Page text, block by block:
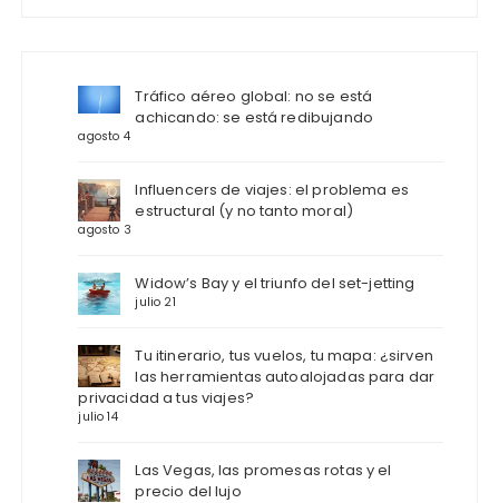
Tráfico aéreo global: no se está
achicando: se está redibujando
agosto 4
Influencers de viajes: el problema es
estructural (y no tanto moral)
agosto 3
Widow’s Bay y el triunfo del set-jetting
julio 21
Tu itinerario, tus vuelos, tu mapa: ¿sirven
las herramientas autoalojadas para dar
privacidad a tus viajes?
julio 14
Las Vegas, las promesas rotas y el
precio del lujo